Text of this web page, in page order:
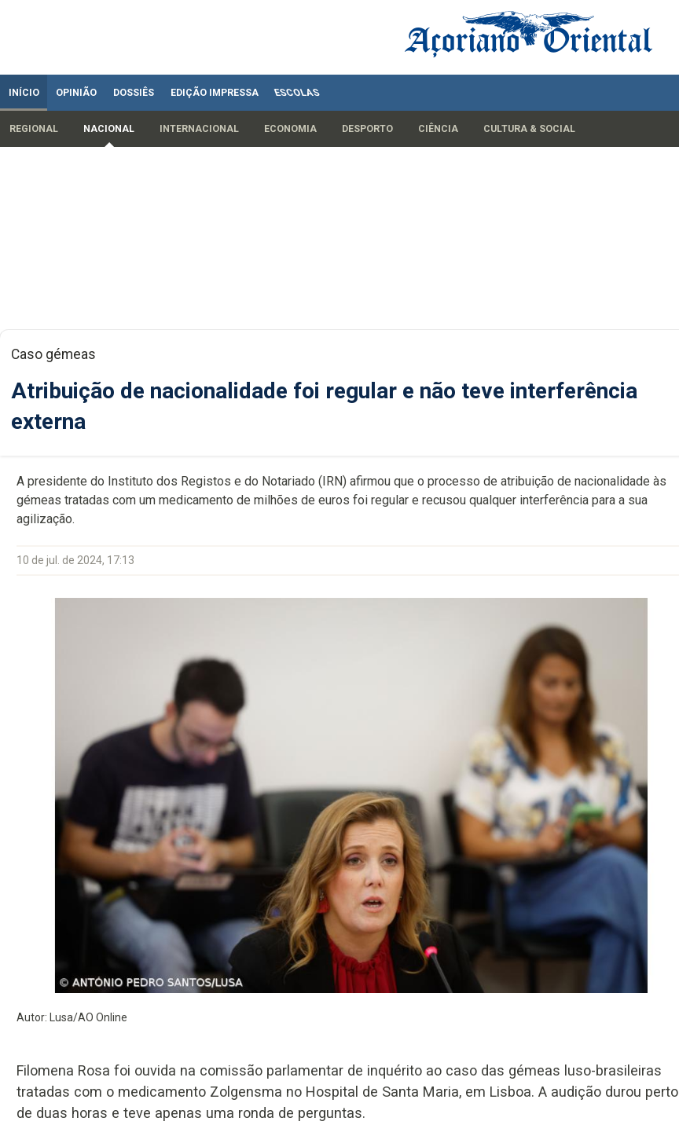
INÍCIO OPINIÃO DOSSIÊS EDIÇÃO IMPRESSA ESCOLAS
REGIONAL NACIONAL INTERNACIONAL ECONOMIA DESPORTO CIÊNCIA CULTURA & SOCIAL
Caso gémeas
Atribuição de nacionalidade foi regular e não teve interferência
externa
A presidente do Instituto dos Registos e do Notariado (IRN) afirmou que o processo de atribuição de nacionalidade às
gémeas tratadas com um medicamento de milhões de euros foi regular e recusou qualquer interferência para a sua
agilização.
10 de jul. de 2024, 17:13
Autor: Lusa/AO Online
Filomena Rosa foi ouvida na comissão parlamentar de inquérito ao caso das gémeas luso-brasileiras
tratadas com o medicamento Zolgensma no Hospital de Santa Maria, em Lisboa. A audição durou perto
de duas horas e teve apenas uma ronda de perguntas.